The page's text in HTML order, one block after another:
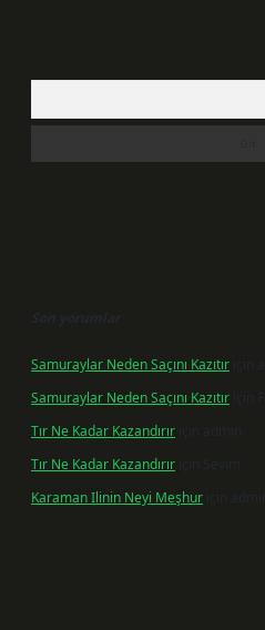
Son yorumlar
Samuraylar Neden Saçını Kazıtır için
Samuraylar Neden Saçını Kazıtır için
Tır Ne Kadar Kazandırır için
admin
Tır Ne Kadar Kazandırır için Sevim
Karaman Ilinin Neyi Meşhur için admin